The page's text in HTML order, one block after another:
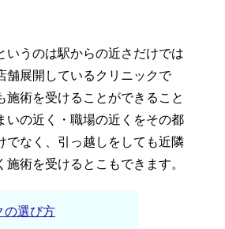
いうのは駅からの近さだけでは
舗展開しているクリニックで
施術を受けることができること
いの近く・職場の近くをその都
でなく、引っ越しをしても近隣
施術を受けるとこもできます。
の選び方